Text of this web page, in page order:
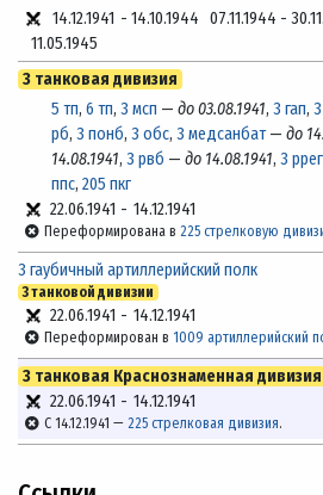
14.12.1941 - 14.10.1944 07.11.1944 -
11.05.1945
3 танковая дивизия
5 тп, 6 тп, 3 мсп — до 03.08.1941, 3 гап,
рб, 3 понб, 3 обс, 3 медсанбат— до
14.08.1941, 3 рвб — до 14.08.1941, 3 ррег
ппс, 205 пкг
22.06.1941 - 14.12.1941
Переформирована в225 стрелковую
3 гаубичный артиллерийский полк
3 танковой дивизии
22.06.1941 - 14.12.1941
Переформирован в 1009 артиллерийский
3 танковая Краснознаменная дивизия
22.06.1941 - 14.12.1941
С 14.12.1941 —225 стрелковая дивизия.